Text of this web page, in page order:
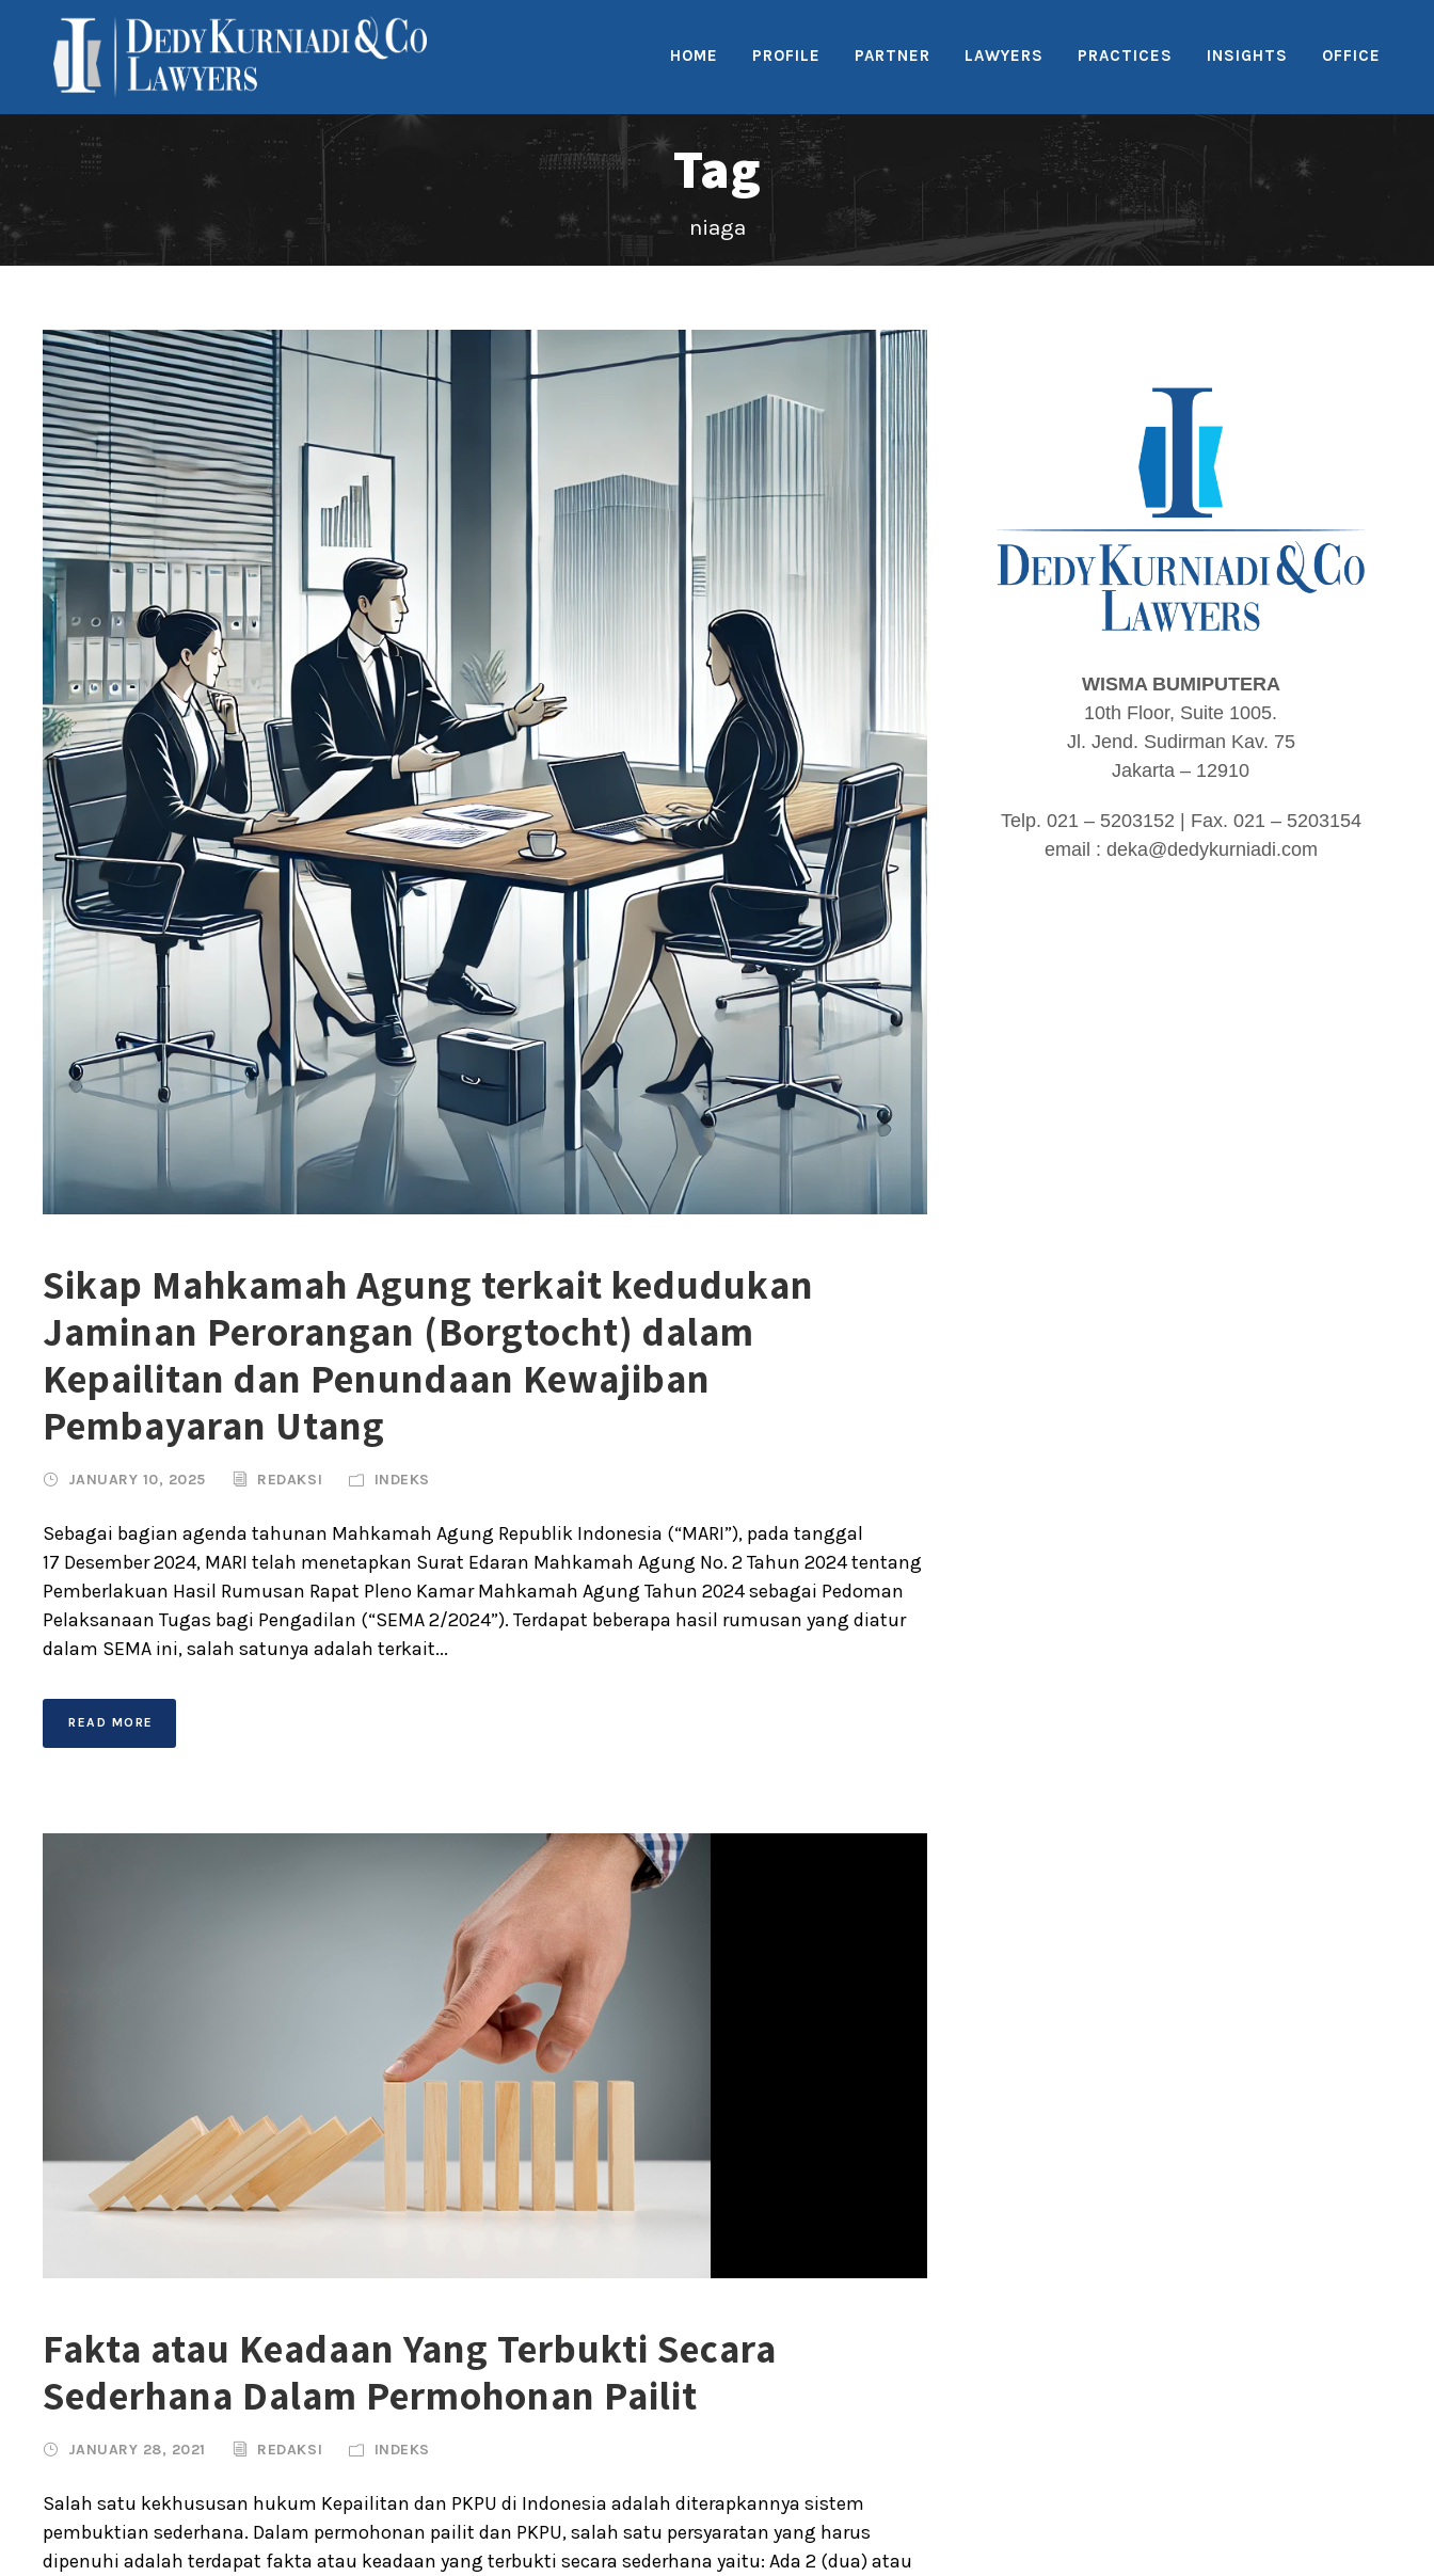
HOME PROFILE PARTNER LAWYERS PRACTICES INSIGHTS OFFICE
Tag
niaga
Sikap Mahkamah Agung terkait kedudukan
Jaminan Perorangan (Borgtocht) dalam
Kepailitan dan Penundaan Kewajiban
Pembayaran Utang
JANUARY 10, 2025 REDAKSI INDEKS
Sebagai bagian agenda tahunan Mahkamah Agung Republik Indonesia (“MARI”), pada tanggal
17 Desember 2024, MARI telah menetapkan Surat Edaran Mahkamah Agung No. 2 Tahun 2024 tentang
Pemberlakuan Hasil Rumusan Rapat Pleno Kamar Mahkamah Agung Tahun 2024 sebagai Pedoman
Pelaksanaan Tugas bagi Pengadilan (“SEMA 2/2024”). Terdapat beberapa hasil rumusan yang diatur
dalam SEMA ini, salah satunya adalah terkait...
READ MORE
Fakta atau Keadaan Yang Terbukti Secara
Sederhana Dalam Permohonan Pailit
JANUARY 28, 2021 REDAKSI INDEKS
Salah satu kekhususan hukum Kepailitan dan PKPU di Indonesia adalah diterapkannya sistem
pembuktian sederhana. Dalam permohonan pailit dan PKPU, salah satu persyaratan yang harus
dipenuhi adalah terdapat fakta atau keadaan yang terbukti secara sederhana yaitu: Ada 2 (dua) atau
WISMA BUMIPUTERA
10th Floor, Suite 1005.
Jl. Jend. Sudirman Kav. 75
Jakarta – 12910
Telp. 021 – 5203152 | Fax. 021 – 5203154
email : deka@dedykurniadi.com